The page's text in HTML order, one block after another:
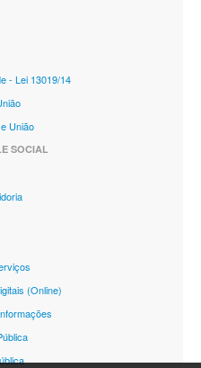
- Lei 13019/14
União
SOCIAL
(Online)